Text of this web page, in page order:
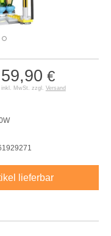
59,90 €
inkl. MwSt. zzgl. Versand
lieferbar